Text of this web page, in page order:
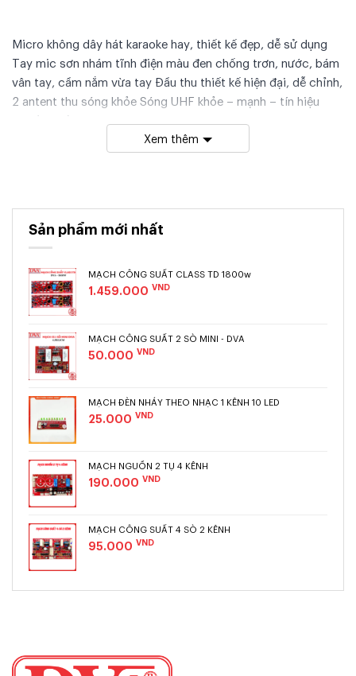
Micro không dây hát karaoke hay, thiết kế đẹp, dễ sử dụng
Tay mic sơn nhám tĩnh điện màu đen chống trơn, nước, bám
vân tay, cầm nắm vừa tay Đầu thu thiết kế hiện đại, dễ chỉnh,
2 antent thu sóng khỏe Sóng UHF khỏe – mạnh – tín hiệu
truyền chất lượng cao Phạm vi hoạt động xa lên tới 50m
Là sản phẩm được nâng cấp lên từ phiên bản micro JBL
trước. Nếu bạn đang cần mua micro tốt trong các loai micro
giá rẻ khác dưới 2 triệu thì hãy tham khảo sản phẩm này nhé.
Đây cũng là một trong những dòng mirco không dây JBL
đang được rất nhiều khách hàng quan tâm bởi rất nhiều tính
năng tiên tiến mà chỉ một số ít dòng micro hiện nay có
dàn karaoke kinh doanh, sân khấu, phòng trà…
Micro JBL VM 500
chế tối đa micro bị hú hay rè. Chất âm của micro JBL VM
500 phát ra ấm áp, sạch sẽ , hỗ trợ người hát rất tốt.
Xem thêm
Sản phẩm mới nhất
MẠCH CÔNG SUẤT CLASS TD 1800w
1.459.000 VND
MẠCH CÔNG SUẤT 2 SÒ MINI - DVA
50.000 VND
MẠCH ĐÈN NHÁY THEO NHẠC 1 KÊNH 10 LED
25.000 VND
MẠCH NGUỒN 2 TỤ 4 KÊNH
190.000 VND
MẠCH CÔNG SUẤT 4 SÒ 2 KÊNH
95.000 VND